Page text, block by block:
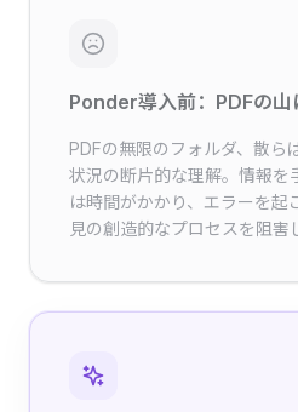
Ponder導入前：PDFの山
PDFの無限のフォルダ、散ら
状況の断片的な理解。情報を
は時間がかかり、エラーを起
見の創造的なプロセスを阻害